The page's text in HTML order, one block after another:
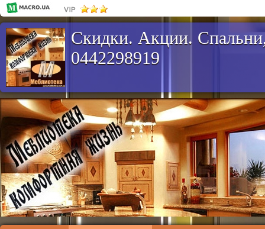
Скидки. Акции.
0442298919